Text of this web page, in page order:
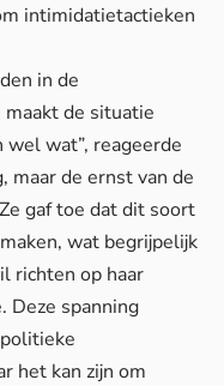
intimidatietactieken
in de
de situatie
wat”, reageerde
maar de ernst van de
gaf toe dat dit soort
maken, wat begrijpelijk
richten op haar
Deze spanning
het kan zijn om